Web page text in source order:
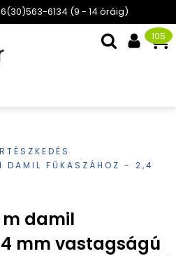
6134 (9 - 14 óráig)
105
DAMIL FŰKASZÁHOZ - 2,4
m damil
mm vastagságú